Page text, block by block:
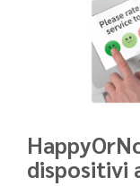
dispositivi